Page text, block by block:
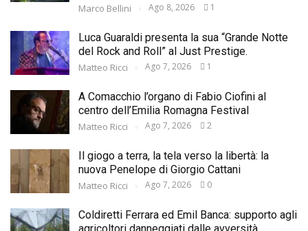
Marco Bellini Ago 8, 2026 1
Luca Guaraldi presenta la sua “Grande Notte
del Rock and Roll” al Just Prestige.
Matteo Ricci Ago 7, 2026 1
A Comacchio l’organo di Fabio Ciofini al
centro dell’Emilia Romagna Festival
Matteo Ricci Ago 7, 2026 2
Il giogo a terra, la tela verso la libertà: la
nuova Penelope di Giorgio Cattani
Matteo Ricci Ago 7, 2026 0
Coldiretti Ferrara ed Emil Banca: supporto agli